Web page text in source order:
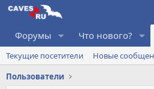
Форумы Что нового?
Текущие посетители Новые
Пользователи